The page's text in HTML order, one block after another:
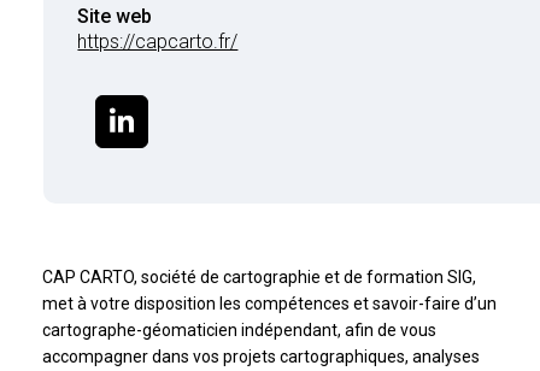
Site web
https://capcarto.fr/
CAP CARTO, société de cartographie et de formation SIG,
met à votre disposition les compétences et savoir-faire d’un
cartographe-géomaticien indépendant, afin de vous
accompagner dans vos projets cartographiques, analyses